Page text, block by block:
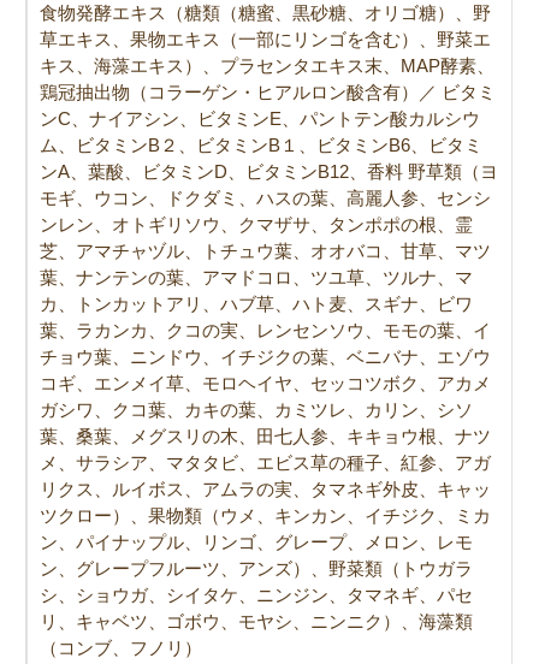
食物発酵エキス（糖類（糖蜜、黒砂糖、オリゴ糖）、野
草エキス、果物エキス（一部にリンゴを含む）、野菜エ
キス、海藻エキス）、プラセンタエキス末、MAP酵素、
鶏冠抽出物（コラーゲン・ヒアルロン酸含有）／ ビタミ
ンC、ナイアシン、ビタミンE、パントテン酸カルシウ
ム、ビタミンB２、ビタミンB１、ビタミンB6、ビタミ
ンA、葉酸、ビタミンD、ビタミンB12、香料 野草類（ヨ
モギ、ウコン、ドクダミ、ハスの葉、高麗人参、センシ
ンレン、オトギリソウ、クマザサ、タンポポの根、霊
芝、アマチャヅル、トチュウ葉、オオバコ、甘草、マツ
葉、ナンテンの葉、アマドコロ、ツユ草、ツルナ、マ
カ、トンカットアリ、ハブ草、ハト麦、スギナ、ビワ
葉、ラカンカ、クコの実、レンセンソウ、モモの葉、イ
チョウ葉、ニンドウ、イチジクの葉、ベニバナ、エゾウ
コギ、エンメイ草、モロヘイヤ、セッコツボク、アカメ
ガシワ、クコ葉、カキの葉、カミツレ、カリン、シソ
葉、桑葉、メグスリの木、田七人参、キキョウ根、ナツ
メ、サラシア、マタタビ、エビス草の種子、紅参、アガ
リクス、ルイボス、アムラの実、タマネギ外皮、キャッ
ツクロー）、果物類（ウメ、キンカン、イチジク、ミカ
ン、パイナップル、リンゴ、グレープ、メロン、レモ
ン、グレープフルーツ、アンズ）、野菜類（トウガラ
シ、ショウガ、シイタケ、ニンジン、タマネギ、パセ
リ、キャベツ、ゴボウ、モヤシ、ニンニク）、海藻類
（コンブ、フノリ）